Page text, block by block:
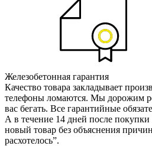
Железобетонная гарантия
Качество товара закладывает
телефоны ломаются. Мы дорожим
вас бегать. Все гарантийные
А в течение 14 дней после покупки
новый товар без объяснения
расхотелось”.